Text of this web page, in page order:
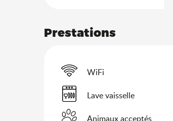
Prestations
WiFi
Lave vaisselle
Animaux acceptés